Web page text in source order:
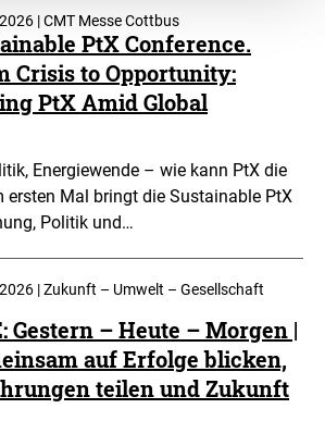
| CMT Messe Cottbus
PtX Conference.
Crisis to Opportunity:
PtX Amid Global
Energiewende – wie kann PtX die
ersten Mal bringt die Sustainable PtX
Politik und…
| Zukunft – Umwelt – Gesellschaft
Gestern – Heute – Morgen |
auf Erfolge blicken,
teilen und Zukunft